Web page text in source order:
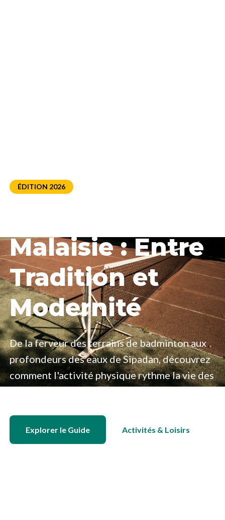
ÉDITION 2026
Malaisie : Entre
Tradition et
Modernité
De la ferveur des terrains de badminton aux
profondeurs des eaux de Sipadan, découvrez
comment l'activité physique rythme la vie des
Explorer le Guide Activités & Loisirs